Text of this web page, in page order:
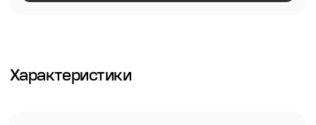
Характеристики